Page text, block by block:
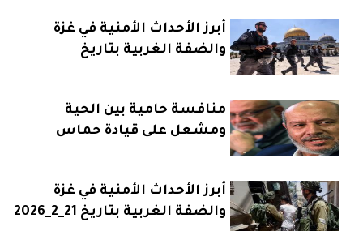
أبرز الأحداث الأمنية في غزة
والضفة الغربية بتاريخ
منافسة حامية بين الحية
ومشعل على قيادة حماس
أبرز الأحداث الأمنية في غزة
والضفة الغربية بتاريخ 21_2_2026